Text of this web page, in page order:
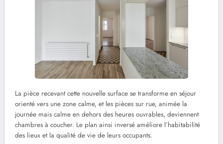
La pièce recevant cette nouvelle surface se transforme en séjour
orienté vers une zone calme, et les pièces sur rue, animée la
journée mais calme en dehors des heures ouvrables, deviennent
chambres à coucher. Le plan ainsi inversé améliore l’habitabilité
des lieux et la qualité de vie de leurs occupants.